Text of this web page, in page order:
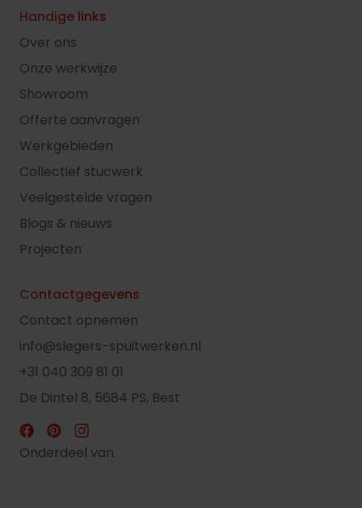
Handige links
Over ons
Onze werkwijze
Showroom
Offerte aanvragen
Werkgebieden
Collectief stucwerk
Veelgestelde vragen
Blogs & nieuws
Projecten
Contactgegevens
Contact opnemen
info@slegers-spuitwerken.nl
+31 040 309 81 01
De Dintel 8, 5684 PS, Best
Onderdeel van